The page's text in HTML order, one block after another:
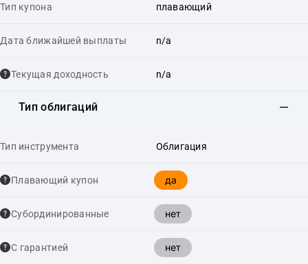
Тип купона плавающий
Дата ближайшей выплаты n/a
Текущая доходность n/a
Тип облигаций
Тип инструмента Облигация
Плавающий купон да
Cубординированные нет
С гарантией нет